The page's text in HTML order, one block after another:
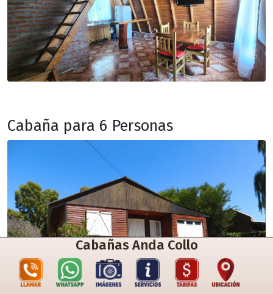
Cabaña para 6 Personas
Cabañas Anda Collo